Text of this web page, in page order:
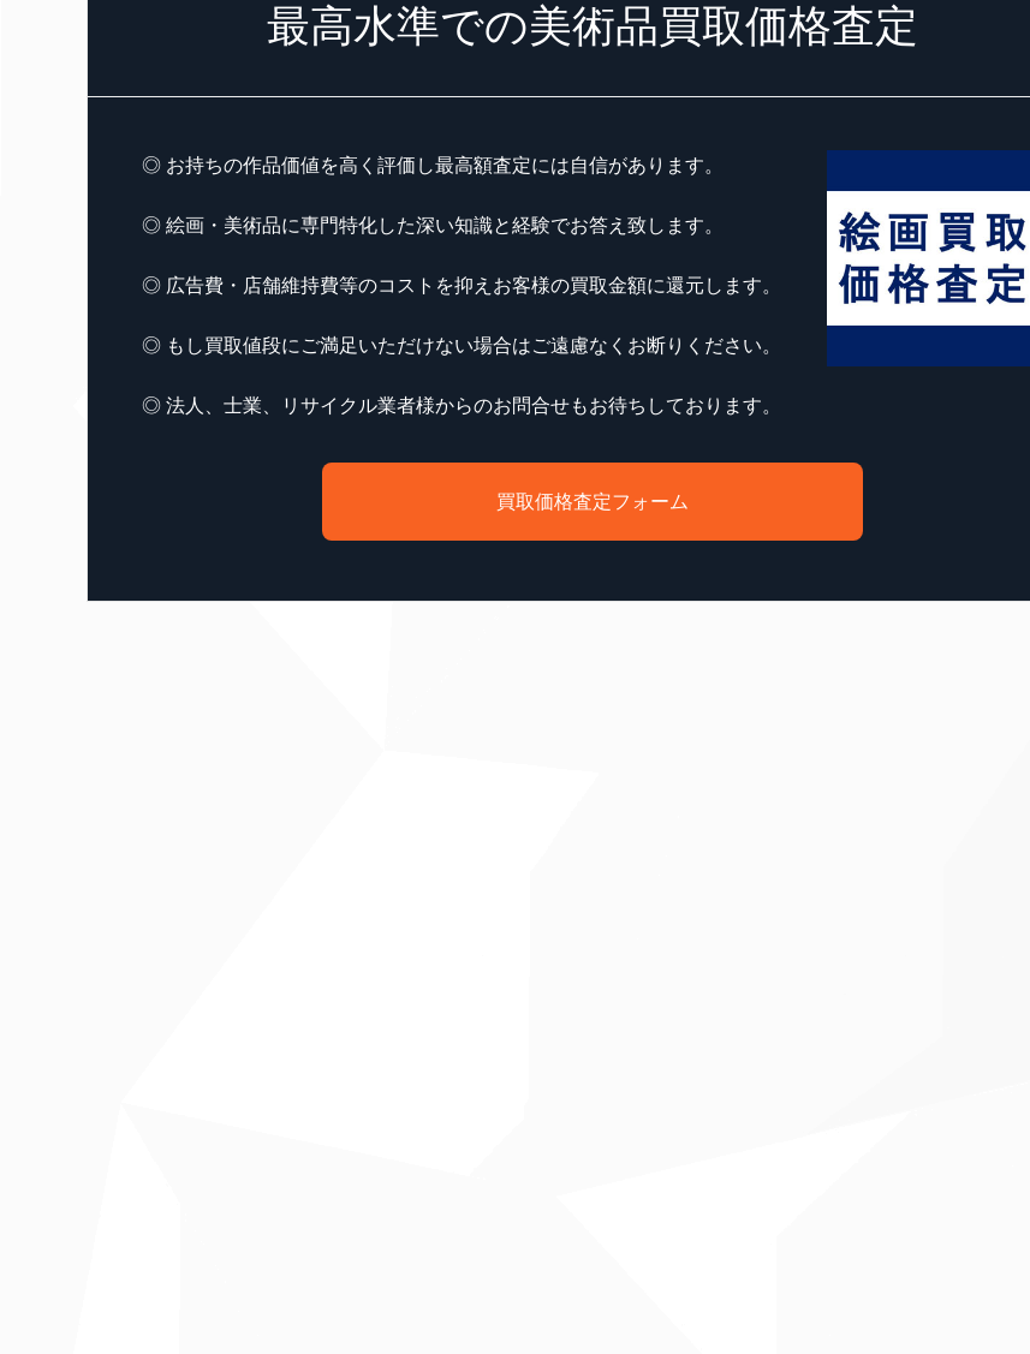
最高水準での美術品買取価格査定
◎ お持ちの作品価値を高く評価し最高額査定には自信があります。
◎ 絵画・美術品に専門特化した深い知識と経験でお答え致します。
◎ 広告費・店舗維持費等のコストを抑えお客様の買取金額に還元します。
◎ もし買取値段にご満足いただけない場合はご遠慮なくお断りください。
◎ 法人、士業、リサイクル業者様からのお問合せもお待ちしております。
買取価格査定フォーム